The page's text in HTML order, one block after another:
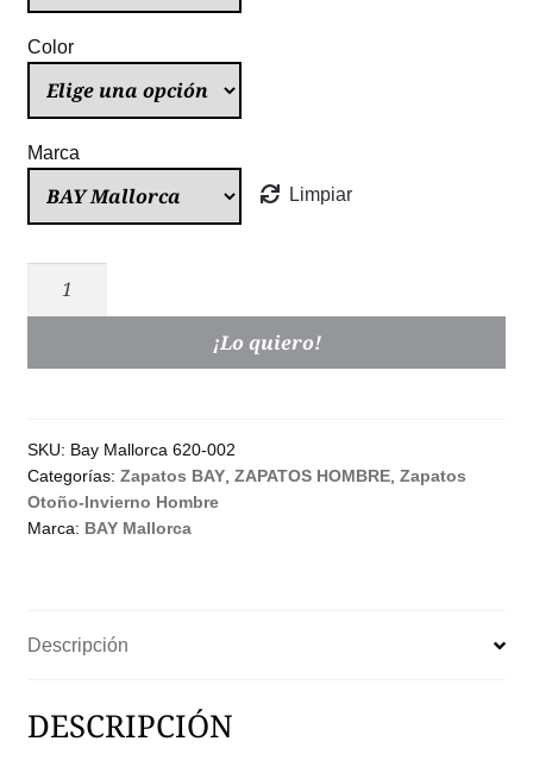
Color
Marca
Limpiar
Impermeable
Negro
y
Marrón
¡Lo quiero!
SKU: Bay Mallorca 620-002
Categorías: Zapatos BAY, ZAPATOS HOMBRE, Zapatos
Otoño-Invierno Hombre
Marca: BAY Mallorca
Descripción
DESCRIPCIÓN